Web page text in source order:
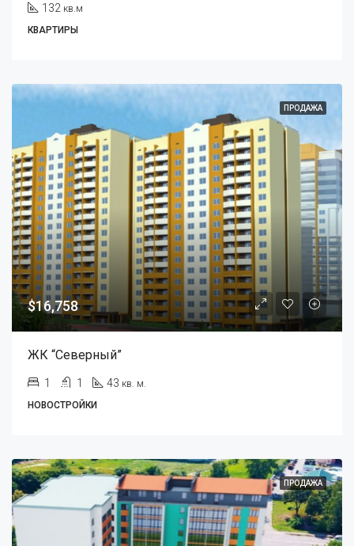
132 кв.м
КВАРТИРЫ
ПРОДАЖА
$16,758
ЖК “Северный”
1 1 43 кв. м.
НОВОСТРОЙКИ
ПРОДАЖА